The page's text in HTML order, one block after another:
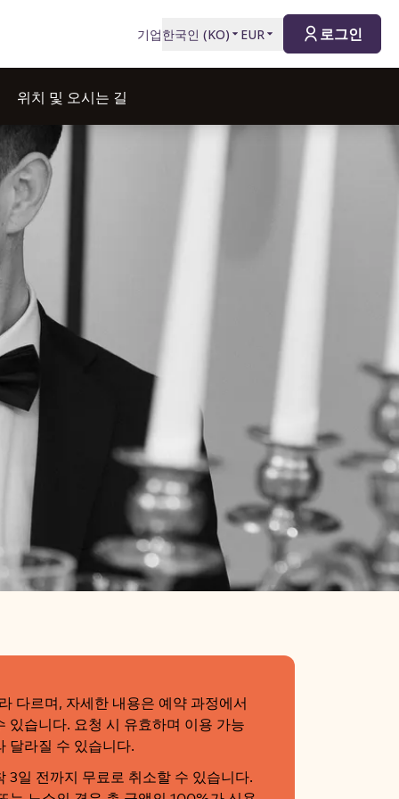
기업한국인 (KO) EUR 로그인
위치 및 오시는 길
다르며, 자세한 내용은 예약 과정에서
있습니다. 요청 시 유효하며 이용 가능
달라질 수 있습니다.
3일 전까지 무료로 취소할 수 있습니다.